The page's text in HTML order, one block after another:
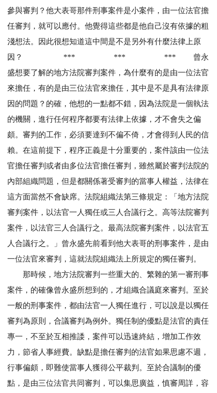
參與審判？他大表哥那件刑事案件是小案件，由一位法官擔
任審判，就可以應付。他覺得這些都是他自己沒有依據的粗
淺想法。因此很想知道這中間是不是另外有什麼法律上原
因？ *** *** *** 曾永
盛想要了解的地方法院審判案件，為什麼有的是由一位法官
來擔任，有的是由三位法官來擔任，其中是不是具有法律原
因的問題？的確，他想的一點都不錯，因為法院是一個執法
的機關，進行任何程序都要有法律上依據，才不會失之偏
頗。審判的工作，必須要達到不偏不倚，才會得到人民的信
賴。在這前提下，程序正義是十分重要的，案件該由一位法
官擔任審判或者由多位法官擔任審判，雖然屬於審判法院的
內部組織問題，但是都關係著受審判的當事人權益，法律在
這方面當然不會缺席。法院組織法第三條規定：「地方法院
審判案件，以法官一人獨任或三人合議行之。高等法院審判
案件，以法官三人合議行之。最高法院審判案件，以法官五
人合議行之。」曾永盛先前看到他大表哥的刑事案件，是由
一位法官來審判，這就法院組織法上所規定的獨任審判。
那時候，地方法院審判一些重大的、繁雜的第一審刑事
案件，的確像曾永盛所想到的，才組織合議庭來審判。至於
一般的刑事案件，都由法官一人獨任進行，可以說是以獨任
審判為原則，合議審判為例外。獨任制的優點是法官的責任
專一，不至於互相推諉，案件可以迅速終結，增加工作效
力，節省人事經費。缺點是擔任審判的法官如果思慮不週，
行事偏頗，即難使當事人獲得公平裁判。至於合議制的優
點，是由三位法官共同審判，可以集思廣益，慎審周詳，容